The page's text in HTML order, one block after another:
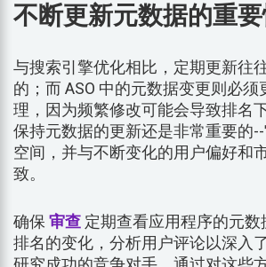
不断更新元数据的重
与搜索引擎优化相比，定期更新往
的；而 ASO 中的元数据变更则必须
理，因为频繁修改可能会导致排名
保持元数据的更新还是非常重要的
空间，并与不断变化的用户偏好和
致。
确保 审查 定期查看应用程序的元数
排名的变化，分析用户评论以深入